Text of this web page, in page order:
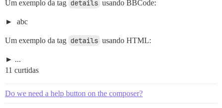
Um exemplo da tag details usando BBCode:
abc
Um exemplo da tag details usando HTML:
...
11 curtidas
Do we need a help button on the composer?